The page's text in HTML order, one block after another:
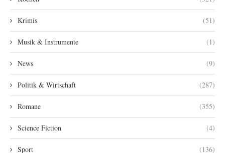
Krimis (51)
Musik & Instrumente (1)
News (9)
Politik & Wirtschaft (287)
Romane (355)
Science Fiction (4)
Sport (136)